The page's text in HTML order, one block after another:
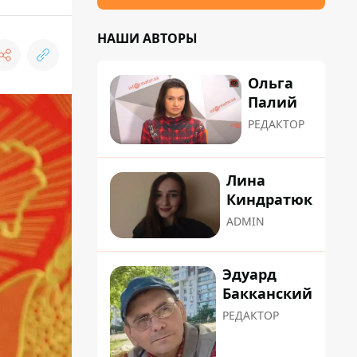
НАШИ АВТОРЫ
Ольга
Палий
РЕДАКТОР
Лина
Киндратюк
ADMIN
Эдуард
Бакканский
РЕДАКТОР